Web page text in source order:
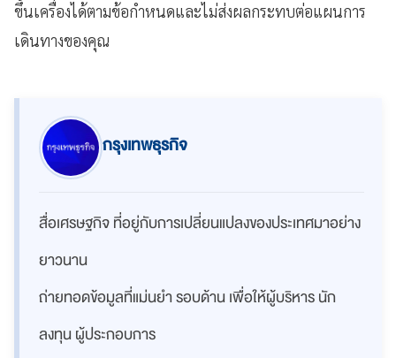
ขึ้นเครื่องได้ตามข้อกำหนดและไม่ส่งผลกระทบต่อแผนการ
เดินทางของคุณ
กรุงเทพธุรกิจ
สื่อเศรษฐกิจ ที่อยู่กับการเปลี่ยนแปลงของประเทศมาอย่าง
ยาวนาน
ถ่ายทอดข้อมูลที่แม่นยำ รอบด้าน เพื่อให้ผู้บริหาร นัก
ลงทุน ผู้ประกอบการ